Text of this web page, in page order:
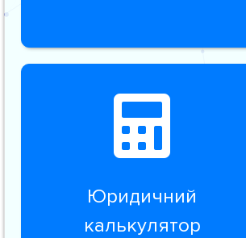
Юридичний
калькулятор